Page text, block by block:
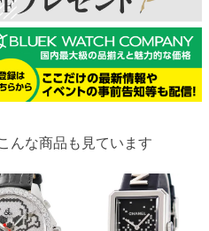
んな商品も見ています